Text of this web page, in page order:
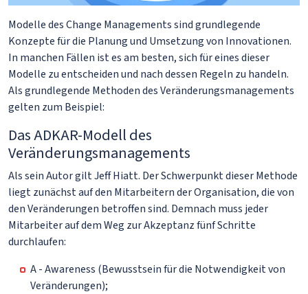
Modelle des Change Managements sind grundlegende
Konzepte für die Planung und Umsetzung von Innovationen.
In manchen Fällen ist es am besten, sich für eines dieser
Modelle zu entscheiden und nach dessen Regeln zu handeln.
Als grundlegende Methoden des Veränderungsmanagements
gelten zum Beispiel:
Das ADKAR-Modell des
Veränderungsmanagements
Als sein Autor gilt Jeff Hiatt. Der Schwerpunkt dieser Methode
liegt zunächst auf den Mitarbeitern der Organisation, die von
den Veränderungen betroffen sind. Demnach muss jeder
Mitarbeiter auf dem Weg zur Akzeptanz fünf Schritte
durchlaufen:
A - Awareness (Bewusstsein für die Notwendigkeit von
Veränderungen);